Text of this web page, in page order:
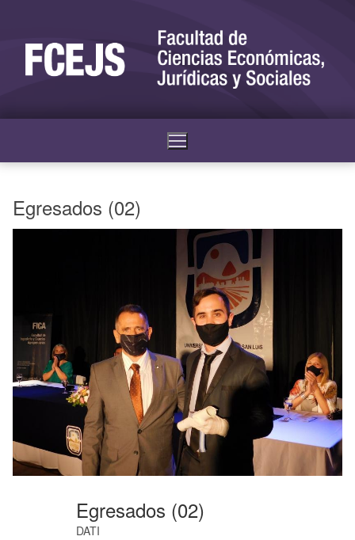
Egresados (02)
Egresados (02)
DATI